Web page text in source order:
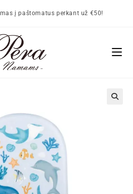
į paštomatus perkant už €50!